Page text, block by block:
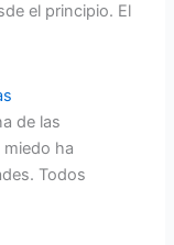
el principio. El
de las
ha
Todos